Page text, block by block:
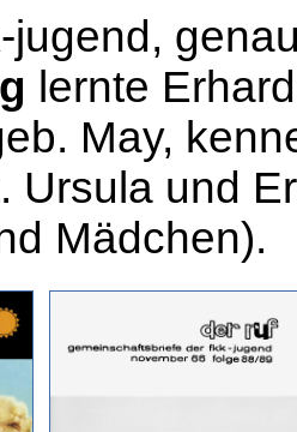
jugend,
lernte
May,
Ursula und
Mädchen).